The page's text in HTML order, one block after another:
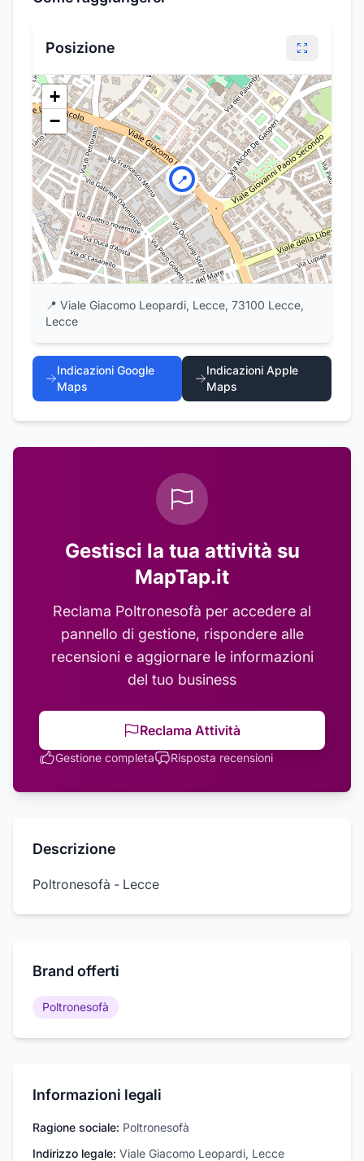
Posizione
📍
+
−
📍 Viale Giacomo Leopardi, Lecce, 73100 Lecce,
Lecce
Indicazioni Google
Maps
Indicazioni Apple
Maps
Gestisci la tua attività su
MapTap.it
Reclama Poltronesofà per accedere al
pannello di gestione, rispondere alle
recensioni e aggiornare le informazioni
del tuo business
Reclama Attività
Gestione completa Risposta recensioni
Descrizione
Poltronesofà - Lecce
Brand offerti
Poltronesofà
Informazioni legali
Ragione sociale: Poltronesofà
Indirizzo legale: Viale Giacomo Leopardi, Lecce